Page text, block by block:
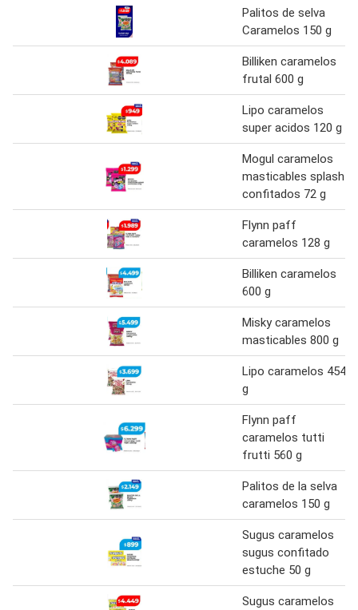
Palitos de selva
Caramelos 150 g
Billiken caramelos
frutal 600 g
Lipo caramelos
super acidos 120 g
Mogul caramelos
masticables splash
confitados 72 g
Flynn paff
caramelos 128 g
Billiken caramelos
600 g
Misky caramelos
masticables 800 g
Lipo caramelos 454
g
Flynn paff
caramelos tutti
frutti 560 g
Palitos de la selva
caramelos 150 g
Sugus caramelos
sugus confitado
estuche 50 g
Sugus caramelos